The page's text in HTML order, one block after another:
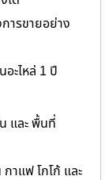
ารขายอย่าง
ะไหล่ 1 ปี
และ พื้นที่
าแฟ โกโก้ และ